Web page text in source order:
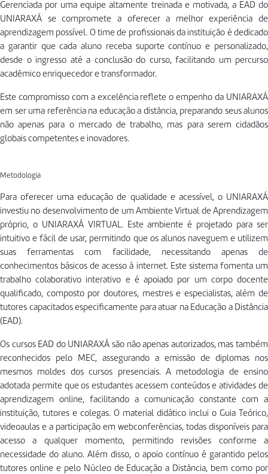
Gerenciada por uma equipe altamente treinada e motivada, a EAD do
UNIARAXÁ se compromete a oferecer a melhor experiência de
aprendizagem possível. O time de profissionais da instituição é dedicado
a garantir que cada aluno receba suporte contínuo e personalizado,
desde o ingresso até a conclusão do curso, facilitando um percurso
acadêmico enriquecedor e transformador.
Este compromisso com a excelência reflete o empenho da UNIARAXÁ
em ser uma referência na educação a distância, preparando seus alunos
não apenas para o mercado de trabalho, mas para serem cidadãos
globais competentes e inovadores.
Metodologia
Para oferecer uma educação de qualidade e acessível, o UNIARAXÁ
investiu no desenvolvimento de um Ambiente Virtual de Aprendizagem
próprio, o UNIARAXÁ VIRTUAL. Este ambiente é projetado para ser
intuitivo e fácil de usar, permitindo que os alunos naveguem e utilizem
suas ferramentas com facilidade, necessitando apenas de
conhecimentos básicos de acesso à internet. Este sistema fomenta um
trabalho colaborativo interativo e é apoiado por um corpo docente
qualificado, composto por doutores, mestres e especialistas, além de
tutores capacitados especificamente para atuar na Educação a Distância
(EAD).
Os cursos EAD do UNIARAXÁ são não apenas autorizados, mas também
reconhecidos pelo MEC, assegurando a emissão de diplomas nos
mesmos moldes dos cursos presenciais. A metodologia de ensino
adotada permite que os estudantes acessem conteúdos e atividades de
aprendizagem online, facilitando a comunicação constante com a
instituição, tutores e colegas. O material didático inclui o Guia Teórico,
videoaulas e a participação em webconferências, todas disponíveis para
acesso a qualquer momento, permitindo revisões conforme a
necessidade do aluno. Além disso, o apoio contínuo é garantido pelos
tutores online e pelo Núcleo de Educação a Distância, bem como por